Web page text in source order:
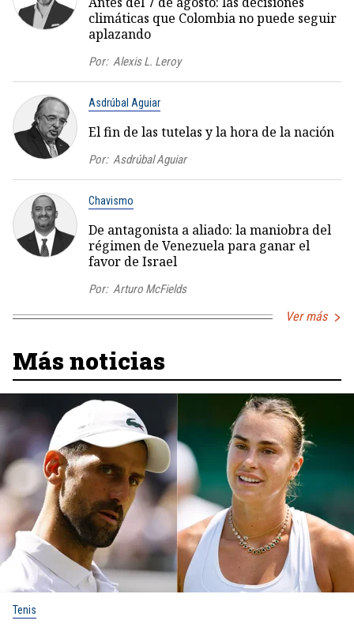
climáticas que Colombia no puede seguir
aplazando
Por: Alexis L. Leroy
Asdrúbal Aguiar
El fin de las tutelas y la hora de la nación
Por: Asdrúbal Aguiar
Chavismo
De antagonista a aliado: la maniobra del
régimen de Venezuela para ganar el
favor de Israel
Por: Arturo McFields
Ver más
Más noticias
Tenis